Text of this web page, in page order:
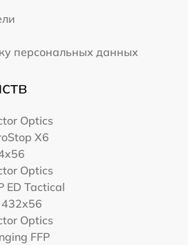
персональных данных
Optics
X6
Optics
ED Tactical
Optics
FFP